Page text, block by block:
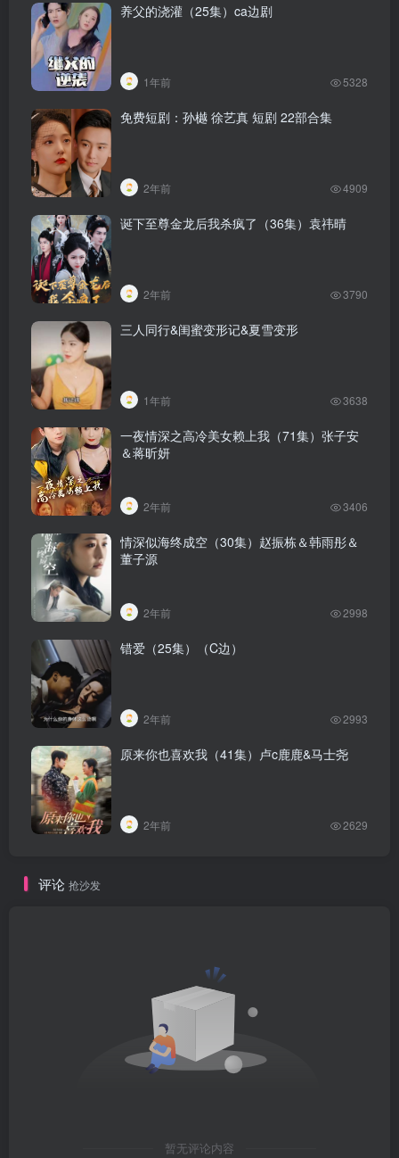
养父的浇灌（25集）ca边剧
1年前 5328
免费短剧：孙樾 徐艺真 短剧 22部合集
2年前 4909
诞下至尊金龙后我杀疯了（36集）袁祎晴
2年前 3790
三人同行&闺蜜变形记&夏雪变形
1年前 3638
一夜情深之高冷美女赖上我（71集）张子安
＆蒋昕妍
2年前 3406
情深似海终成空（30集）赵振栋＆韩雨彤＆
董子源
2年前 2998
错爱（25集）（C边）
2年前 2993
原来你也喜欢我（41集）卢c鹿鹿&马士尧
2年前 2629
评论 抢沙发
暂无评论内容